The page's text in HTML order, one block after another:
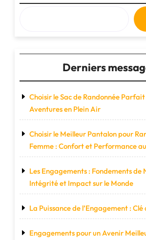
à
Prix
Derniers
Choisir le Sac de Randonnée Parfait
Aventures en Plein Air
Choisir le Meilleur Pantalon pour
Femme : Confort et Performance
Les Engagements : Fondements de
Intégrité et Impact sur le Monde
La Puissance de l’Engagement : Clé
Engagements pour un Avenir